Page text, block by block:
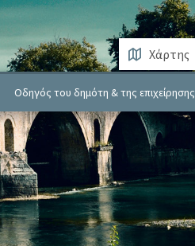
Οδηγός του δημότη & της επιχείρησης
Χάρτης